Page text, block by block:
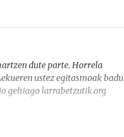
dute parte. Horrela
ustez egitasmoak badu
gehiago larrabetzutik.org